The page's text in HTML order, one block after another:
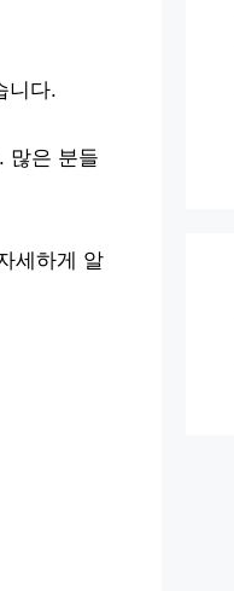
니다.
많은 분들
세하게 알